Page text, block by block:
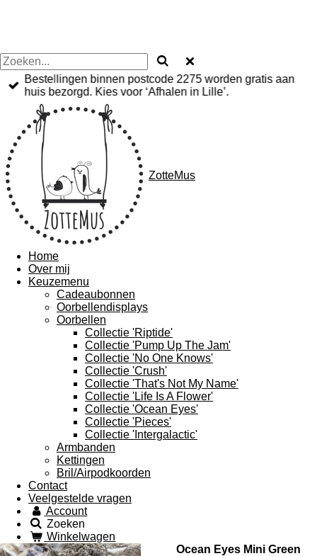
Bestellingen binnen postcode 2275 worden gratis aan
huis bezorgd. Kies voor ‘Afhalen in Lille’.
ZotteMus
Home
Over mij
Keuzemenu
Cadeaubonnen
Oorbellendisplays
Oorbellen
Collectie 'Riptide'
Collectie 'Pump Up The Jam'
Collectie 'No One Knows'
Collectie 'Crush'
Collectie 'That's Not My Name'
Collectie 'Life Is A Flower'
Collectie 'Ocean Eyes'
Collectie 'Pieces'
Collectie 'Intergalactic'
Armbanden
Kettingen
Bril/Airpodkoorden
Contact
Veelgestelde vragen
Account
Zoeken
Winkelwagen
Ocean Eyes Mini Green